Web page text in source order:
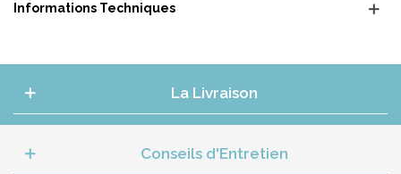
Informations Techniques
La Livraison
Conseils d'Entretien